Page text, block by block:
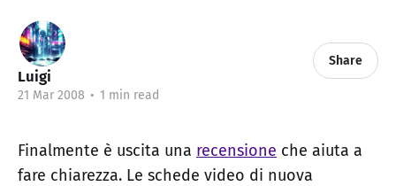
Luigi
21 Mar 2008 • 1 min read
Share
Finalmente è uscita una recensione che aiuta a
fare chiarezza. Le schede video di nuova